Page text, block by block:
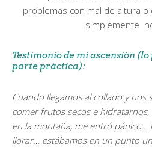
problemas con mal de altura
simplemente
Testimonio de mi ascensión
parte práctica):
Cuando llegamos al collado y nos
comer frutos secos e hidratarnos,
en la montaña, me entró
llorar… estábamos en un punto